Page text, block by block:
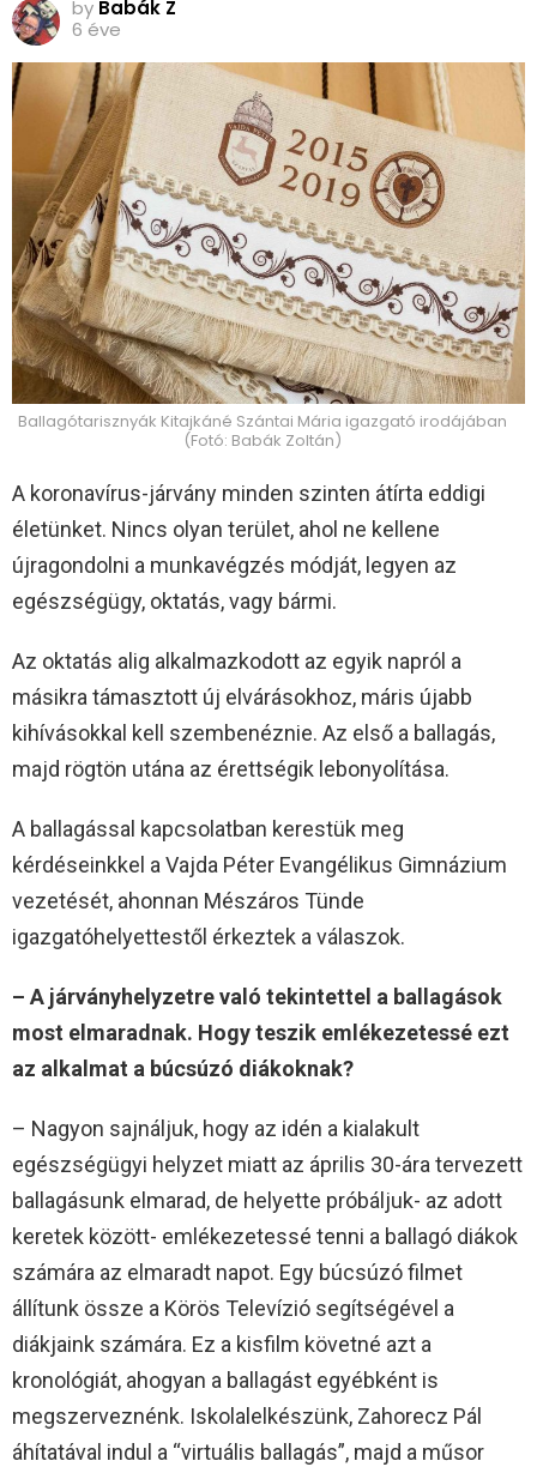
by Babák Z
6 éve
Ballagótarisznyák Kitajkáné Szántai Mária igazgató irodájában
(Fotó: Babák Zoltán)
A koronavírus-járvány minden szinten átírta eddigi
életünket. Nincs olyan terület, ahol ne kellene
újragondolni a munkavégzés módját, legyen az
egészségügy, oktatás, vagy bármi.
Az oktatás alig alkalmazkodott az egyik napról a
másikra támasztott új elvárásokhoz, máris újabb
kihívásokkal kell szembenéznie. Az első a ballagás,
majd rögtön utána az érettségik lebonyolítása.
A ballagással kapcsolatban kerestük meg
kérdéseinkkel a Vajda Péter Evangélikus Gimnázium
vezetését, ahonnan Mészáros Tünde
igazgatóhelyettestől érkeztek a válaszok.
– A járványhelyzetre való tekintettel a ballagások
most elmaradnak. Hogy teszik emlékezetessé ezt
az alkalmat a búcsúzó diákoknak?
– Nagyon sajnáljuk, hogy az idén a kialakult
egészségügyi helyzet miatt az április 30-ára tervezett
ballagásunk elmarad, de helyette próbáljuk- az adott
keretek között- emlékezetessé tenni a ballagó diákok
számára az elmaradt napot. Egy búcsúzó filmet
állítunk össze a Körös Televízió segítségével a
diákjaink számára. Ez a kisfilm követné azt a
kronológiát, ahogyan a ballagást egyébként is
megszerveznénk. Iskolalelkészünk, Zahorecz Pál
áhítatával indul a “virtuális ballagás”, majd a műsor